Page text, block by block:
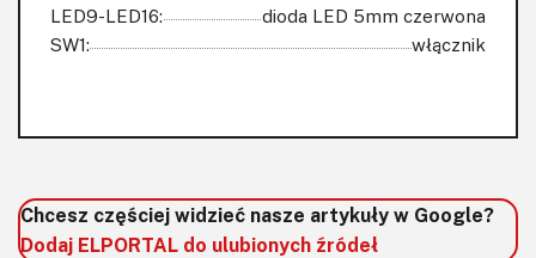
LED9-LED16:
dioda LED 5mm czerwona
SW1:
włącznik
Chcesz częściej widzieć nasze artykuły w Google?
Dodaj ELPORTAL do ulubionych źródeł